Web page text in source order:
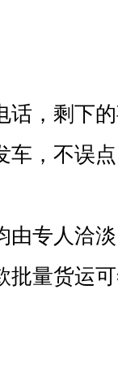
，剩下
，不误
专人洽
量货运